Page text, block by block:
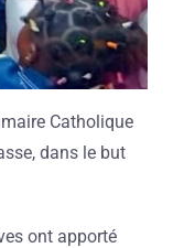
Catholique
dans le but
ont apporté